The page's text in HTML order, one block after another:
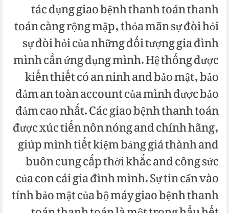
tác dụng giao bệnh thanh toán thanh
toán càng rộng mập, thỏa mãn sự đòi hỏi
sự đòi hỏi của những đối tượng gia đình
mình cần ứng dụng mình. Hệ thống được
kiến thiết có an ninh and bảo mật, bảo
đảm an toàn account của mình được bảo
đảm cao nhất. Các giao bệnh thanh toán
được xúc tiến nôn nóng and chính hãng,
giúp mình tiết kiệm bảng giá thành and
buôn cung cấp thời khắc and công sức
của con cái gia đình mình. Sự tin cẩn vào
tính bảo mật của bộ máy giao bệnh thanh